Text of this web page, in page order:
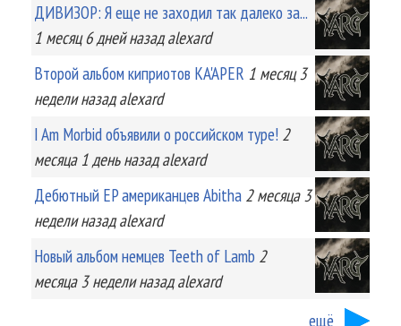
ДИВИЗОР: Я еще не заходил так далеко за...
1 месяц 6 днейназад alexard
Второй альбом киприотов KA'APER 1 месяц 3
неделиназад alexard
I Am Morbid объявили о российском туре! 2
месяца 1 деньназад alexard
Дебютный EP американцев Abitha 2 месяца 3
неделиназад alexard
Новый альбом немцев Teeth of Lamb 2
месяца 3 неделиназад alexard
ещё